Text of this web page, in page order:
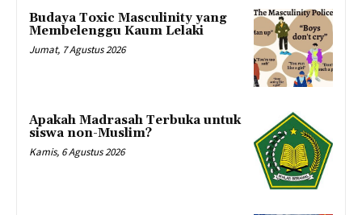
Budaya Toxic Masculinity yang
Membelenggu Kaum Lelaki
Jumat, 7 Agustus 2026
Apakah Madrasah Terbuka untuk
siswa non-Muslim?
Kamis, 6 Agustus 2026